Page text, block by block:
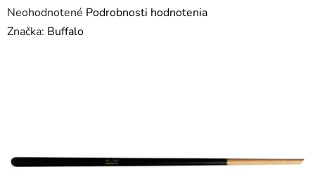
Priemerné
hodnotenie
Neohodnotené Podrobnosti hodnotenia
Značka: Buffalo